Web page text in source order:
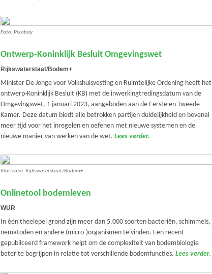
Foto: Pixabay
Ontwerp-Koninklijk Besluit Omgevingswet
Rijkswaterstaat/Bodem+
Minister De Jonge voor Volkshuisvesting en Ruimtelijke Ordening heeft het
ontwerp-Koninklijk Besluit (KB) met de inwerkingtredingsdatum van de
Omgevingswet, 1 januari 2023, aangeboden aan de Eerste en Tweede
Kamer. Deze datum biedt alle betrokken partijen duidelijkheid en bovenal
meer tijd voor het inregelen en oefenen met nieuwe systemen en de
nieuwe manier van werken van de wet. Lees verder.
Illustratie: Rijkswaterstaat/Bodem+
Onlinetool bodemleven
WUR
In één theelepel grond zijn meer dan 5.000 soorten bacteriën, schimmels,
nematoden en andere (micro-)organismen te vinden. Een recent
gepubliceerd framework helpt om de complexiteit van bodembiologie
beter te begrijpen in relatie tot verschillende bodemfuncties. Lees verder.